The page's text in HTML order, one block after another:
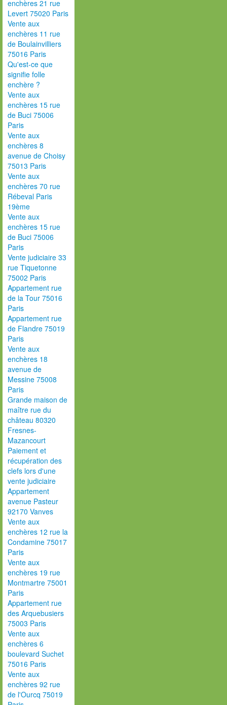
enchères 21 rue
Levert 75020 Paris
Vente aux
enchères 11 rue
de Boulainvilliers
75016 Paris
Qu'est-ce que
signifie folle
enchère ?
Vente aux
enchères 15 rue
de Buci 75006
Paris
Vente aux
enchères 8
avenue de Choisy
75013 Paris
Vente aux
enchères 70 rue
Rébeval Paris
19ème
Vente aux
enchères 15 rue
de Buci 75006
Paris
Vente judiciaire 33
rue Tiquetonne
75002 Paris
Appartement rue
de la Tour 75016
Paris
Appartement rue
de Flandre 75019
Paris
Vente aux
enchères 18
avenue de
Messine 75008
Paris
Grande maison de
maître rue du
château 80320
Fresnes-
Mazancourt
Paiement et
récupération des
clefs lors d'une
vente judiciaire
Appartement
avenue Pasteur
92170 Vanves
Vente aux
enchères 12 rue la
Condamine 75017
Paris
Vente aux
enchères 19 rue
Montmartre 75001
Paris
Appartement rue
des Arquebusiers
75003 Paris
Vente aux
enchères 6
boulevard Suchet
75016 Paris
Vente aux
enchères 92 rue
de l'Ourcq 75019